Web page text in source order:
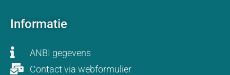
Informatie
ANBI gegevens
Contact via webformulier